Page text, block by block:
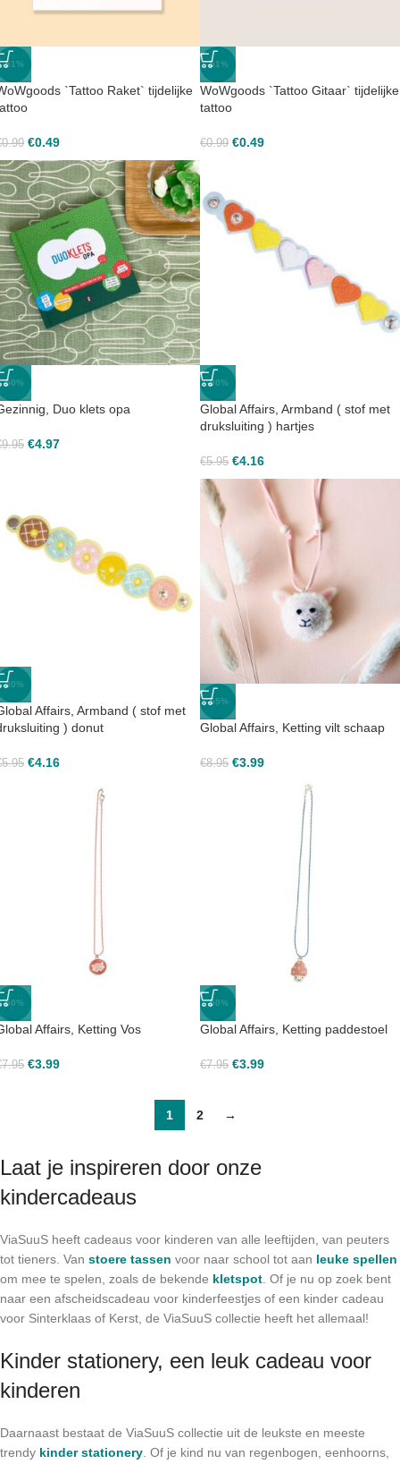
-51%
`Tattoo Raket` tijdelijke
0.99 €0.49
-51%
WoWgoods `Tattoo Gitaar` tijdelijke
tattoo
€0.99 €0.49
-50%
Duo klets opa
9.95 €4.97
-30%
Global Affairs, Armband ( stof met
druksluiting ) hartjes
€5.95 €4.16
-30%
Affairs, Armband ( stof met
) donut
5.95 €4.16
-55%
Global Affairs, Ketting vilt schaap
€8.95 €3.99
-50%
Affairs, Ketting Vos
7.95 €3.99
-50%
Global Affairs, Ketting paddestoel
€7.95 €3.99
1 2 →
Laat je inspireren door onze
kindercadeaus
ViaSuuS heeft cadeaus voor kinderen van alle leeftijden, van peuters
tot tieners. Van stoere tassen voor naar school tot aan leuke spellen
om mee te spelen, zoals de bekende kletspot . Of je nu op zoek bent
naar een afscheidscadeau voor kinderfeestjes of een kinder cadeau
voor Sinterklaas of Kerst, de ViaSuuS collectie heeft het allemaal!
Kinder stationery, een leuk cadeau voor
kinderen
Daarnaast bestaat de ViaSuuS collectie uit de leukste en meeste
trendy kinder stationery . Of je kind nu van regenbogen, eenhoorns,